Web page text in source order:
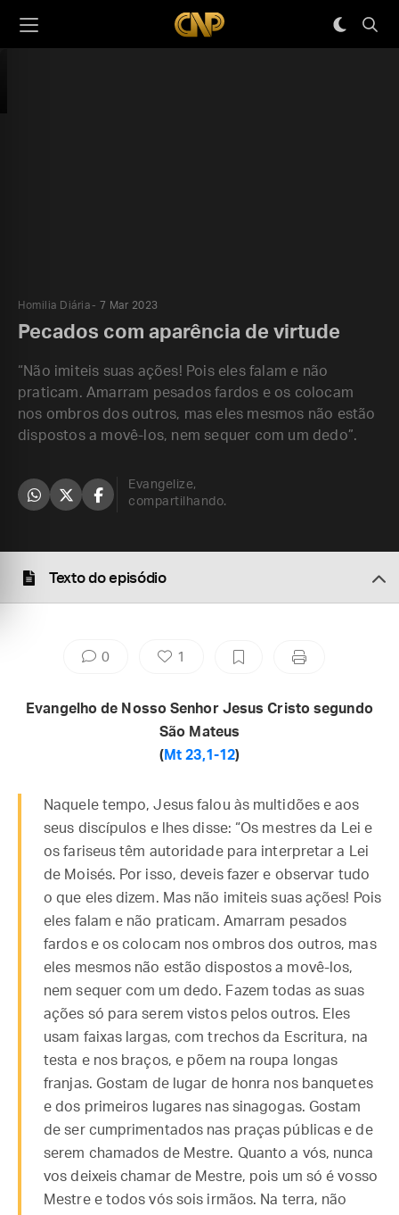
Homilia Diária 7 Mar 2023
Pecados com aparência de virtude
“Não imiteis suas ações! Pois eles falam e não
praticam. Amarram pesados fardos e os colocam
nos ombros dos outros, mas eles mesmos não estão
dispostos a movê-los, nem sequer com um dedo”.
Evangelize,
compartilhando.
Texto do episódio
0 1
Evangelho de Nosso Senhor Jesus Cristo segundo
São Mateus
( Mt 23,1-12)
Naquele tempo, Jesus falou às multidões e aos
seus discípulos e lhes disse: “Os mestres da Lei e
os fariseus têm autoridade para interpretar a Lei
de Moisés. Por isso, deveis fazer e observar tudo
o que eles dizem. Mas não imiteis suas ações! Pois
eles falam e não praticam. Amarram pesados
fardos e os colocam nos ombros dos outros, mas
eles mesmos não estão dispostos a movê-los,
nem sequer com um dedo. Fazem todas as suas
ações só para serem vistos pelos outros. Eles
usam faixas largas, com trechos da Escritura, na
testa e nos braços, e põem na roupa longas
franjas. Gostam de lugar de honra nos banquetes
e dos primeiros lugares nas sinagogas. Gostam
de ser cumprimentados nas praças públicas e de
serem chamados de Mestre. Quanto a vós, nunca
vos deixeis chamar de Mestre, pois um só é vosso
Mestre e todos vós sois irmãos. Na terra, não